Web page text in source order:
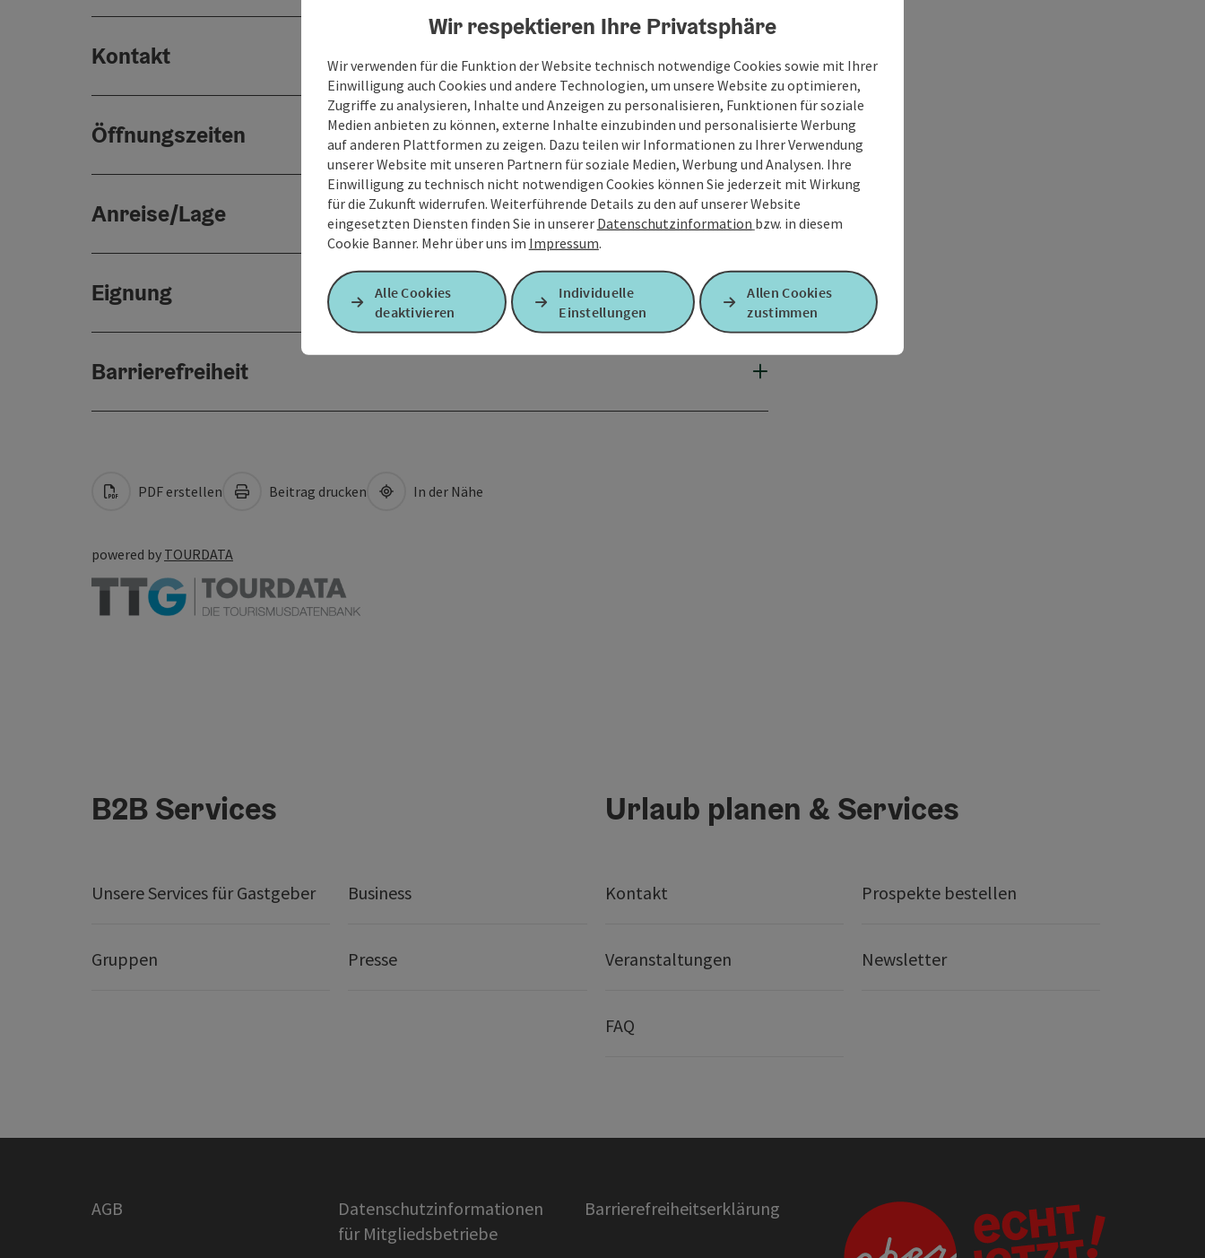
Kontakt
Öffnungszeiten
Anreise/Lage
Eignung
Barrierefreiheit
PDF erstellen Beitrag drucken In der Nähe
powered by TOURDATA
B2B Services
Unsere Services für Gastgeber Business
Gruppen Presse
Urlaub planen & Services
Kontakt Prospekte bestellen
Veranstaltungen Newsletter
FAQ
AGB
Datenschutzinformationen
für Mitgliedsbetriebe
Barrierefreiheitserklärung
Wir respektieren Ihre Privatsphäre
Wir verwenden für die Funktion der Website technisch notwendige Cookies sowie mit Ihrer
Einwilligung auch Cookies und andere Technologien, um unsere Website zu optimieren,
Zugriffe zu analysieren, Inhalte und Anzeigen zu personalisieren, Funktionen für soziale
Medien anbieten zu können, externe Inhalte einzubinden und personalisierte Werbung
auf anderen Plattformen zu zeigen. Dazu teilen wir Informationen zu Ihrer Verwendung
unserer Website mit unseren Partnern für soziale Medien, Werbung und Analysen. Ihre
Einwilligung zu technisch nicht notwendigen Cookies können Sie jederzeit mit Wirkung
für die Zukunft widerrufen. Weiterführende Details zu den auf unserer Website
eingesetzten Diensten finden Sie in unserer Datenschutzinformation bzw. in diesem
Cookie Banner. Mehr über uns im Impressum.
Alle Cookies
deaktivieren
Individuelle
Einstellungen
Allen Cookies
zustimmen